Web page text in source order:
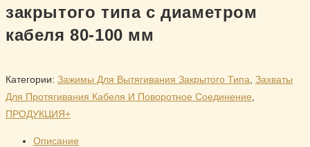
закрытого типа с диаметром
кабеля 80-100 мм
Категории: Зажимы Для Вытягивания Закрытого Типа Захваты
Для Протягивания Кабеля И Поворотное Соединение
ПРОДУКЦИЯ+
Описание